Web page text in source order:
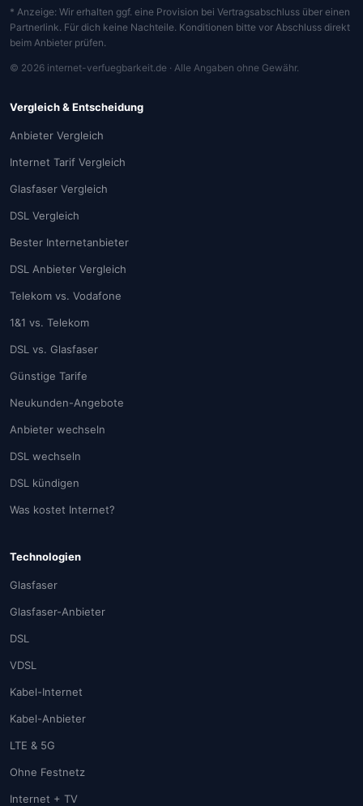
* Anzeige: Wir erhalten ggf. eine Provision bei Vertragsabschluss über einen
Partnerlink. Für dich keine Nachteile. Konditionen bitte vor Abschluss direkt
beim Anbieter prüfen.
© 2026 internet-verfuegbarkeit.de · Alle Angaben ohne Gewähr.
Vergleich & Entscheidung
Anbieter Vergleich
Internet Tarif Vergleich
Glasfaser Vergleich
DSL Vergleich
Bester Internetanbieter
DSL Anbieter Vergleich
Telekom vs. Vodafone
1&1 vs. Telekom
DSL vs. Glasfaser
Günstige Tarife
Neukunden-Angebote
Anbieter wechseln
DSL wechseln
DSL kündigen
Was kostet Internet?
Technologien
Glasfaser
Glasfaser-Anbieter
DSL
VDSL
Kabel-Internet
Kabel-Anbieter
LTE & 5G
Ohne Festnetz
Internet + TV